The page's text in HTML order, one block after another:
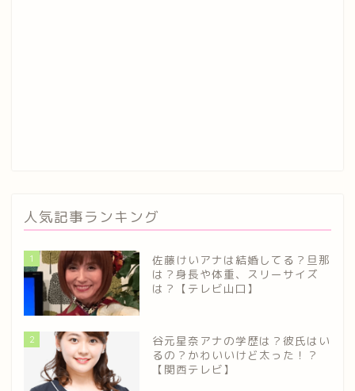
人気記事ランキング
1
佐藤けいアナは結婚してる？旦那
は？身長や体重、スリーサイズ
は？【テレビ山口】
2
谷元星奈アナの学歴は？彼氏はい
るの？かわいいけど太った！？
【関西テレビ】